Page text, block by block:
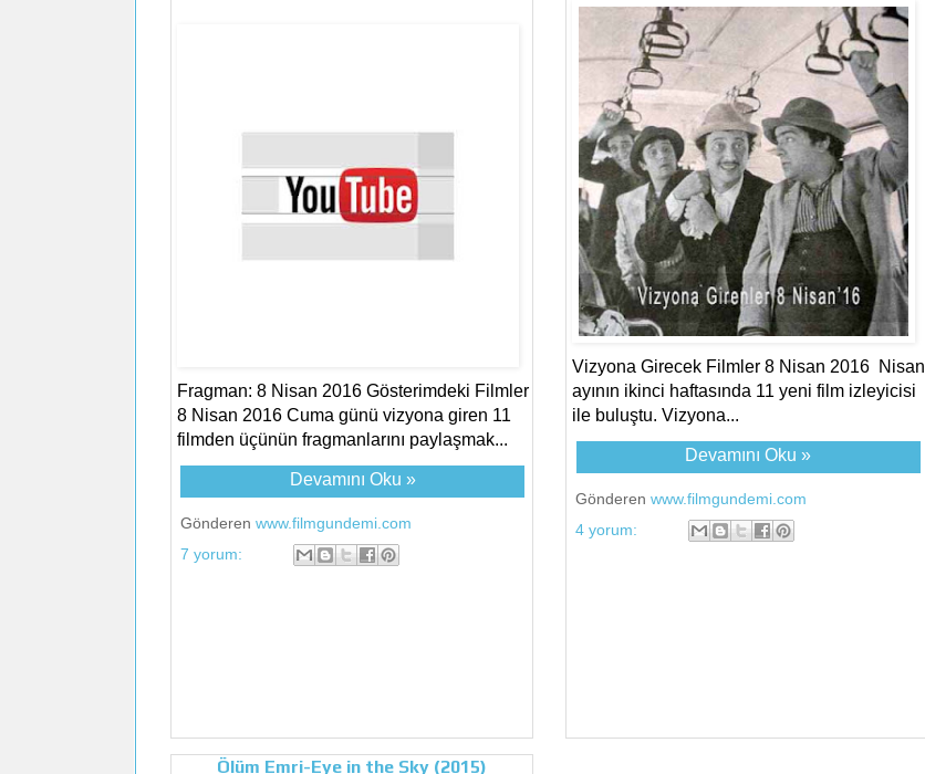
Fragman: 8 Nisan 2016 Gösterimdeki Filmler
8 Nisan 2016 Cuma günü vizyona giren 11
filmden üçünün fragmanlarını paylaşmak...
Devamını Oku »
Gönderen www.filmgundemi.com
7 yorum:
Vizyona Girecek Filmler 8 Nisan 2016 Nisan
ayının ikinci haftasında 11 yeni film izleyicisi
ile buluştu. Vizyona...
Devamını Oku »
Gönderenwww.filmgundemi.com
4 yorum:
Ölüm Emri-Eye in the Sky (2015)